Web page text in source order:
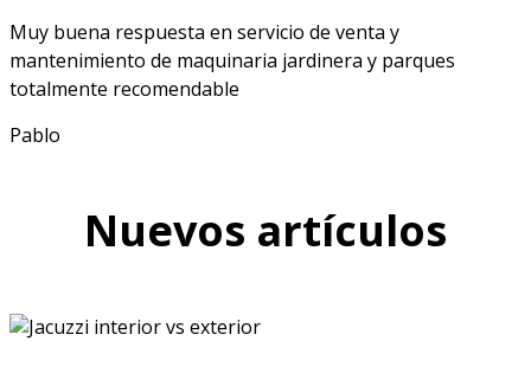
Muy buena respuesta en servicio de venta y
mantenimiento de maquinaria jardinera y parques
totalmente recomendable
Pablo
Nuevos artículos